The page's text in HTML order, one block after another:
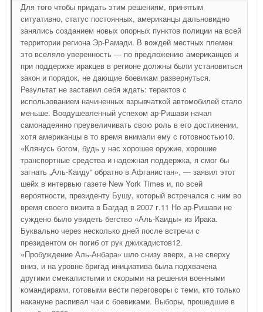
Для того чтобы придать этим решениям, принятым
ситуативно, статус постоянных, американцы дальновидно
занялись созданием новых опорных пунктов полиции на всей
территории региона Эр-Рамади. В вождей местных племен
это вселяло уверенность — по предложению американцев и
при поддержке иракцев в регионе должны были установиться
закон и порядок, не дающие боевикам развернуться.
Результат не заставил себя ждать: терактов с
использованием начиненных взрывчаткой автомобилей стало
меньше. Воодушевленный успехом ар-Ришави начал
самонадеянно преувеличивать свою роль в его достижении,
хотя американцы в то время внимали ему с готовностью10.
«Клянусь богом, будь у нас хорошее оружие, хорошие
транспортные средства и надежная поддержка, я смог бы
загнать „Аль-Каиду“ обратно в Афганистан», — заявил этот
шейх в интервью газете New York Times и, по всей
вероятности, президенту Бушу, который встречался с ним во
время своего визита в Багдад в 2007 г.11 Но ар-Ришави не
суждено было увидеть бегство «Аль-Каиды» из Ирака.
Буквально через несколько дней после встречи с
президентом он погиб от рук джихадистов12.
«Пробуждение Аль-Анбара» шло снизу вверх, а не сверху
вниз, и на уровне бригад инициатива была подхвачена
другими смекалистыми и скорыми на решения военными
командирами, готовыми вести переговоры с теми, кто только
накануне распивал чаи с боевиками. Выборы, прошедшие в